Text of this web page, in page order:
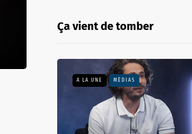
Ça vient de tomber
A LA UNE MÉDIAS